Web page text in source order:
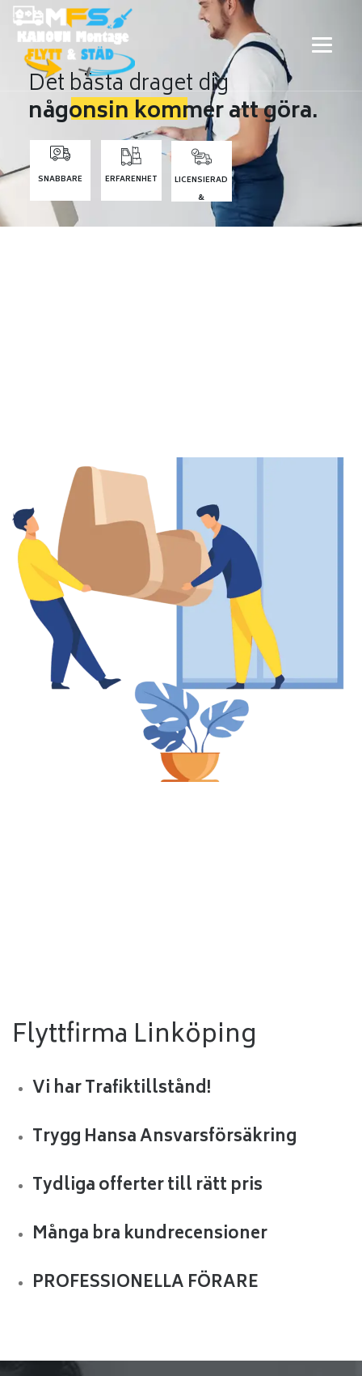
Det bästa draget dig
någonsin kommer att göra.
SNABBARE ERFARENHET
LICENSIERAD
&
FÖRSÄKRADE
Flyttfirma Linköping
Vi har Trafiktillstånd!
Trygg Hansa Ansvarsförsäkring
Tydliga offerter till rätt pris
Många bra kundrecensioner
PROFESSIONELLA FÖRARE